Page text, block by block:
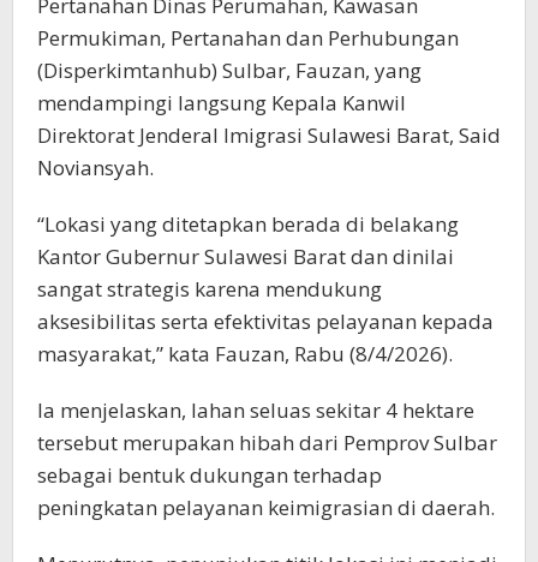
Pertanahan Dinas Perumahan, Kawasan
Permukiman, Pertanahan dan Perhubungan
(Disperkimtanhub) Sulbar, Fauzan, yang
mendampingi langsung Kepala Kanwil
Direktorat Jenderal Imigrasi Sulawesi Barat, Said
Noviansyah.
“Lokasi yang ditetapkan berada di belakang
Kantor Gubernur Sulawesi Barat dan dinilai
sangat strategis karena mendukung
aksesibilitas serta efektivitas pelayanan kepada
masyarakat,” kata Fauzan, Rabu (8/4/2026).
Ia menjelaskan, lahan seluas sekitar 4 hektare
tersebut merupakan hibah dari Pemprov Sulbar
sebagai bentuk dukungan terhadap
peningkatan pelayanan keimigrasian di daerah.